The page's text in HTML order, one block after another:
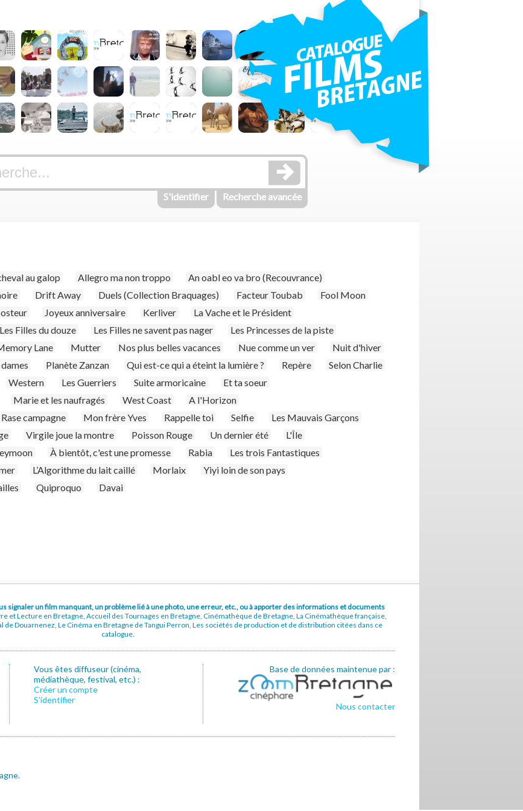
S'identifier Recherche avancée
au galop Allegro ma non troppo
An oabl eo va bro (Recouvrance)
Drift Away Duels (Collection Braquages) Facteur Toubab
Fool Moon
Joyeux anniversaire Kerliver
La Vache et le Président
Les Filles du douze Les Filles ne savent pas nager
Les Princesses de la piste
Lane Mutter Nos plus belles vacances Nue comme un ver
Nuit d'hiver
Planète Zanzan Qui est-ce qui a éteint la lumière ? Repère
Selon Charlie
Western Les Guerriers Suite armoricaine
Et ta soeur
Marie et les naufragés West Coast
A l'Horizon
Rase campagne Mon frère Yves Rappelle toi Selfie
Les Mauvais Garçons
Virgile joue la montre Poisson Rouge Un dernier été
L'Île
À bientôt, c'est une promesse Rabia
Les trois Fantastiques
L’Algorithme du lait caillé Morlaix
Yiyi loin de son pays
Quiproquo Davai
signaler un film manquant, un problème lié à une photo, une erreur, etc., ou à apporter des informations et documents
et Lecture en Bretagne, Accueil des Tournages en Bretagne, Cinémathèque de Bretagne, La Cinémathèque française,
Douarnenez, Le Cinéma en Bretagne de Tangui Perron, Les sociétés de production et de distribution citées dans ce
catalogue.
Vous êtes diffuseur (cinéma,
médiathèque, festival, etc.) :
Créer un compte
S’identifier
Base de données maintenue par :
Nous contacter